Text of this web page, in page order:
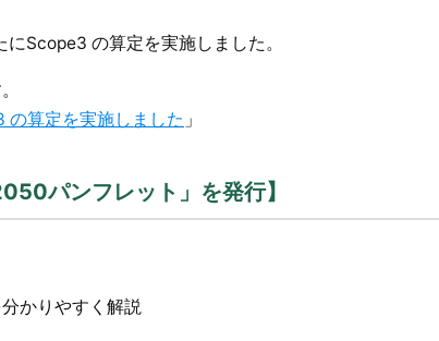
Scope3 の算定を実施しました。
の算定を実施しました 」
パンフレット」を発行】
かりやすく解説